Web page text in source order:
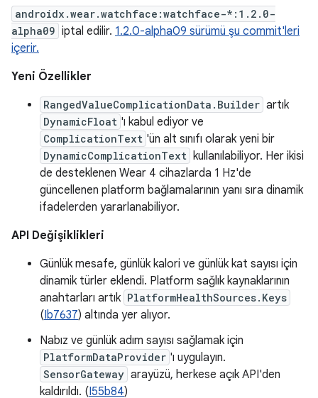
androidx.wear.watchface:watchface-*:1.2.0-
alpha09 iptal edilir. 1.2.0-alpha09 sürümü şu commit'leri
içerir.
Yeni Özellikler
RangedValueComplicationData.Builder artık
DynamicFloat 'ı kabul ediyor ve
ComplicationText 'ün alt sınıfı olarak yeni bir
DynamicComplicationText kullanılabiliyor. Her ikisi
de desteklenen Wear 4 cihazlarda 1 Hz'de
güncellenen platform bağlamalarının yanı sıra dinamik
ifadelerden yararlanabiliyor.
API Değişiklikleri
Günlük mesafe, günlük kalori ve günlük kat sayısı için
dinamik türler eklendi. Platform sağlık kaynaklarının
anahtarları artık PlatformHealthSources.Keys
(Ib7637) altında yer alıyor.
Nabız ve günlük adım sayısı sağlamak için
PlatformDataProvider 'ı uygulayın.
SensorGateway arayüzü, herkese açık API'den
kaldırıldı. (I55b84)